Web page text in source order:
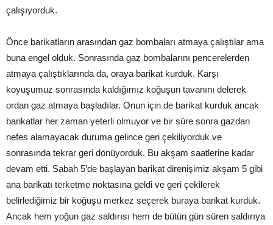
çalışıyorduk.
Önce barikatların arasından gaz bombaları atmaya çalıştılar ama
buna engel olduk. Sonrasında gaz bombalarını pencerelerden
atmaya çalıştıklarında da, oraya barikat kurduk. Karşı
koyuşumuz sonrasında kaldığımız koğuşun tavanını delerek
ordan gaz atmaya başladılar. Onun için de barikat kurduk ancak
barikatlar her zaman yeterli olmuyor ve bir süre sonra gazdan
nefes alamayacak duruma gelince geri çekiliyorduk ve
sonrasında tekrar geri dönüyorduk. Bu akşam saatlerine kadar
devam etti. Sabah 5’de başlayan barikat direnişimiz akşam 5 gibi
ana barikatı terketme noktasına geldi ve geri çekilerek
belirlediğimiz bir koğuşu merkez seçerek buraya barikat kurduk.
Ancak hem yoğun gaz saldırısı hem de bütün gün süren saldırıya